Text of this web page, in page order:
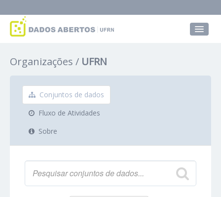
Grupos
Sobre
Organizações UFRN
Conjuntos de dados
Fluxo de Atividades
Sobre